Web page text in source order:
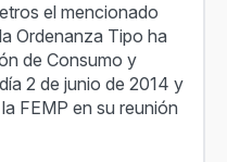
el mencionado
Ordenanza Tipo ha
de Consumo y
2 de junio de 2014 y
FEMP en su reunión